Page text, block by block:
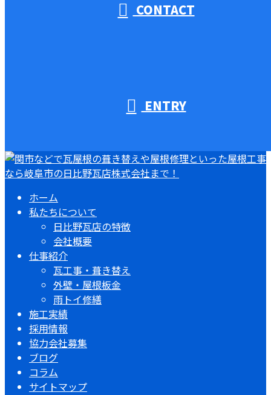
CONTACT
ENTRY
ホーム
私たちについて
日比野瓦店の特徴
会社概要
仕事紹介
瓦工事・葺き替え
外壁・屋根板金
雨トイ修繕
施工実績
採用情報
協力会社募集
ブログ
コラム
サイトマップ